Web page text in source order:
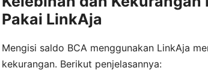
Pakai LinkAja
Mengisi saldo BCA menggunakan LinkAja
kekurangan. Berikut penjelasannya: